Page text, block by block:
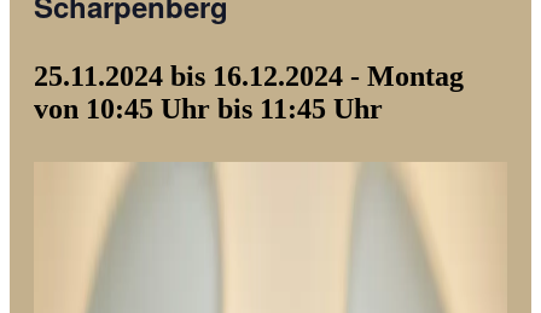
25.11.2024 bis 16.12.2024 - Montag
von 10:45 Uhr bis 11:45 Uhr